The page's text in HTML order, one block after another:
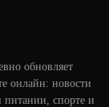
обновляет
онлайн: новости
питании, спорте и